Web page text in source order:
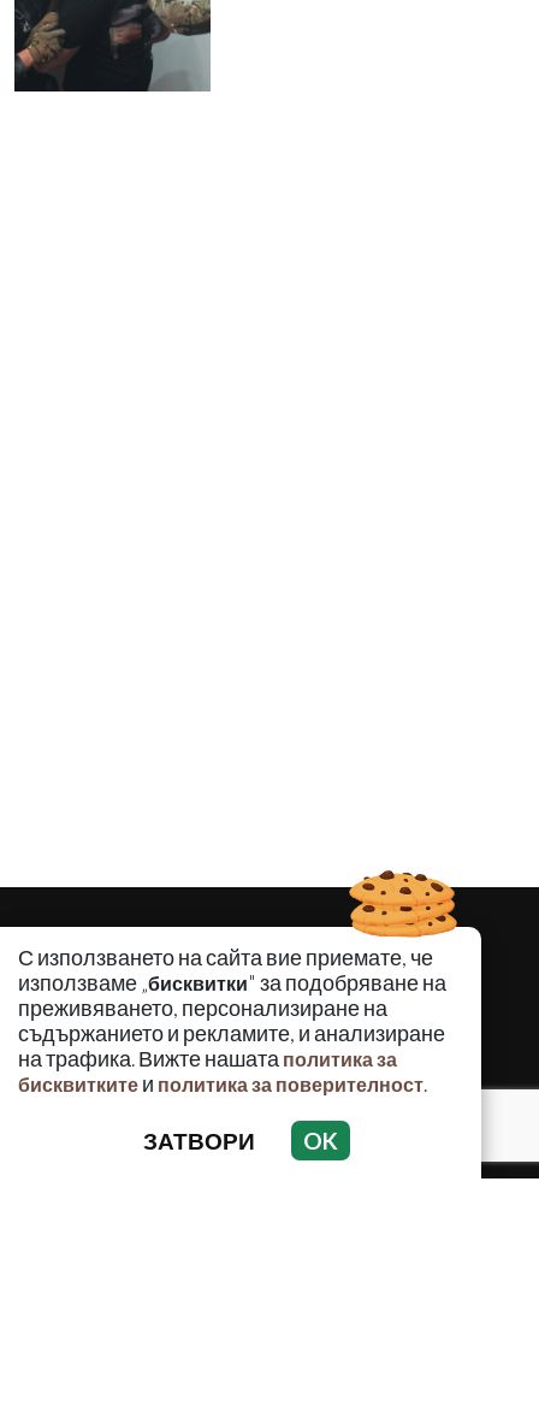
С използването на сайта вие приемате, че
използваме „бисквитки" за подобряване на
преживяването, персонализиране на
съдържанието и рекламите, и анализиране
на трафика. Вижте нашата политика за
бисквитките и политика за поверителност.
ЗАТВОРИ OK
КРИМИНАЛНО